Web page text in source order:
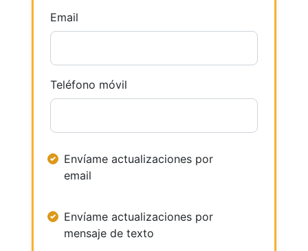
Email
Teléfono móvil
Envíame actualizaciones por
email
Envíame actualizaciones por
mensaje de texto